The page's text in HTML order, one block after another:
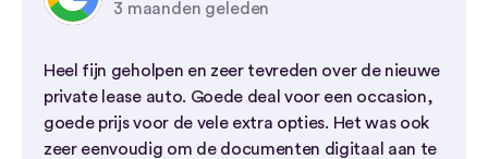
3 maanden geleden
Heel fijn geholpen en zeer tevreden over de nieuwe
private lease auto. Goede deal voor een occasion,
goede prijs voor de vele extra opties. Het was ook
zeer eenvoudig om de documenten digitaal aan te